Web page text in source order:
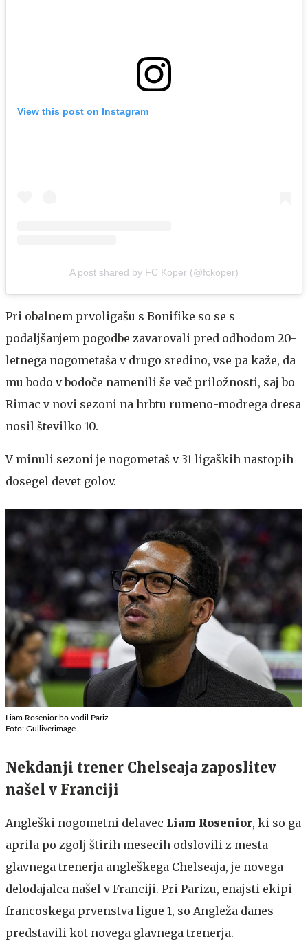
View this post on Instagram
A post shared by FC Koper (@fckoper)
Pri obalnem prvoligašu s Bonifike so se s
podaljšanjem pogodbe zavarovali pred odhodom 20-
letnega nogometaša v drugo sredino, vse pa kaže, da
mu bodo v bodoče namenili še več priložnosti, saj bo
Rimac v novi sezoni na hrbtu rumeno-modrega dresa
nosil številko 10.
V minuli sezoni je nogometaš v 31 ligaških nastopih
dosegel devet golov.
Liam Rosenior bo vodil Pariz.
Foto: Gulliverimage
Nekdanji trener Chelseaja zaposlitev
našel v Franciji
Angleški nogometni delavec Liam Rosenior, ki so ga
aprila po zgolj štirih mesecih odslovili z mesta
glavnega trenerja angleškega Chelseaja, je novega
delodajalca našel v Franciji. Pri Parizu, enajsti ekipi
francoskega prvenstva ligue 1, so Angleža danes
predstavili kot novega glavnega trenerja.